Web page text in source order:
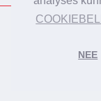
NEE